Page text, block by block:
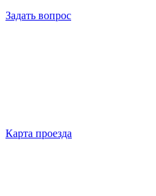
Задать вопрос
Карта проезда